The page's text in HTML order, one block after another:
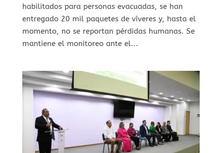
habilitados para personas evacuadas, se han
entregado 20 mil paquetes de víveres y, hasta el
momento, no se reportan pérdidas humanas. ⁠Se
mantiene el monitoreo ante el...